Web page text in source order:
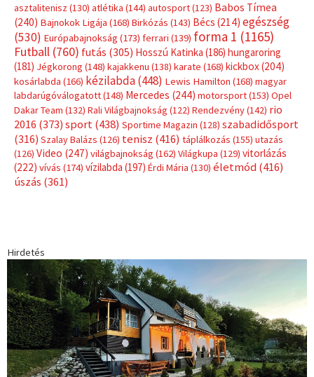
asztalitenisz (130) atlétika (144) autosport(123) Babos Tímea
(240) Bajnokok Ligája (168) Birkózás (143) Bécs (214) egészség
(530) Európabajnokság (173) ferrari (139) forma 1 (1165)
Futball (760) futás (305) Hosszú Katinka (186) hungaroring
(181) Jégkorong (148) kajakkenu (138) karate (168) kickbox(204)
kosárlabda (166) kézilabda(448) Lewis Hamilton (168) magyar
labdarúgóválogatott(148) Mercedes (244) motorsport(153) Opel
Dakar Team (132) Rali Világbajnokság (122) Rendezvény(142) rio
2016 (373) sport(438) Sportime Magazin (128) szabadidősport
(316) Szalay Balázs (126) tenisz (416) táplálkozás (155) utazás
(126) Video (247) világbajnokság (162) Világkupa (129) vitorlázás
(222) vívás (174) vízilabda (197) Érdi Mária (130) életmód(416)
úszás (361)
Hirdetés